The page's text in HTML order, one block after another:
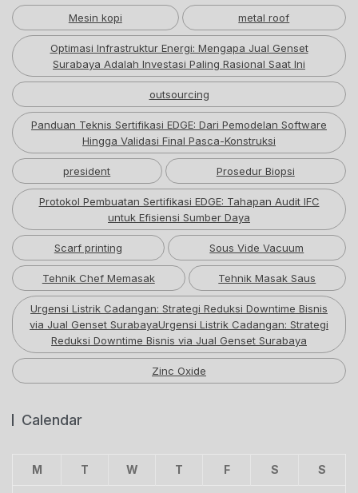
Mesin kopi metal roof
Optimasi Infrastruktur Energi: Mengapa Jual Genset
Surabaya Adalah Investasi Paling Rasional Saat Ini
outsourcing
Panduan Teknis Sertifikasi EDGE: Dari Pemodelan Software
Hingga Validasi Final Pasca-Konstruksi
president Prosedur Biopsi
Protokol Pembuatan Sertifikasi EDGE: Tahapan Audit IFC
untuk Efisiensi Sumber Daya
Scarf printing Sous Vide Vacuum
Tehnik Chef Memasak Tehnik Masak Saus
Urgensi Listrik Cadangan: Strategi Reduksi Downtime Bisnis
via Jual Genset SurabayaUrgensi Listrik Cadangan: Strategi
Reduksi Downtime Bisnis via Jual Genset Surabaya
Zinc Oxide
Calendar
M T W T F S S